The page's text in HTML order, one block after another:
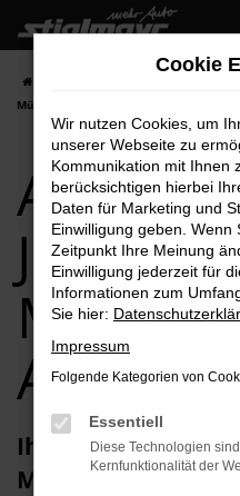
Zum
Hauptinhalt
springen
München Top-Angebote
Audi A6
Ihren Audi A6
München erhalten
Cookie
Wir nutzen Cookies, um
unserer Webseite zu
Kommunikation mit Ihnen
berücksichtigen hierbei
Daten für Marketing und
Einwilligung geben. Wenn
Zeitpunkt Ihre Meinung
Einwilligung jederzeit für
Informationen zum
Sie hier:
Impressum
Folgende Kategorien von
Essentiell
Diese Technologien
Kernfunktionalität der